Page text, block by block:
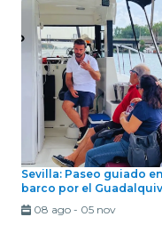
Sevilla: Paseo guiado en
barco por el
08 ago- 05 nov